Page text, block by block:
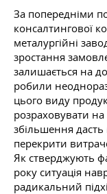
За попередніми
консалтингової
металургійні
зростання
залишається на
робили
цього виду
розраховувати
збільшення
перекрити
Як стверджують
року ситуація
радикальний